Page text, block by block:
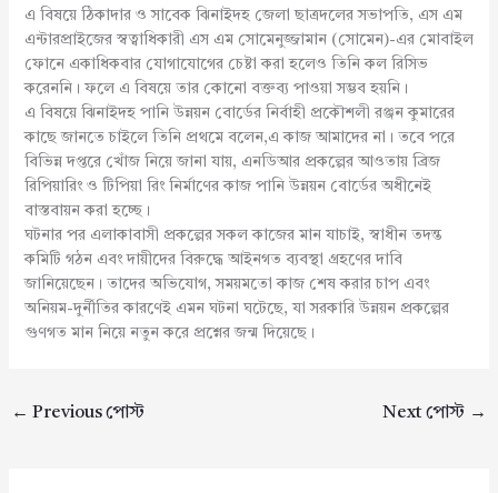
এ বিষয়ে ঠিকাদার ও সাবেক ঝিনাইদহ জেলা ছাত্রদলের সভাপতি, এস এম
এন্টারপ্রাইজের স্বত্বাধিকারী এস এম সোমেনুজ্জামান (সোমেন)-এর মোবাইল
ফোনে একাধিকবার যোগাযোগের চেষ্টা করা হলেও তিনি কল রিসিভ
করেননি। ফলে এ বিষয়ে তার কোনো বক্তব্য পাওয়া সম্ভব হয়নি।
এ বিষয়ে ঝিনাইদহ পানি উন্নয়ন বোর্ডের নির্বাহী প্রকৌশলী রঞ্জন কুমারের
কাছে জানতে চাইলে তিনি প্রথমে বলেন,এ কাজ আমাদের না। তবে পরে
বিভিন্ন দপ্তরে খোঁজ নিয়ে জানা যায়, এনডিআর প্রকল্পের আওতায় ব্রিজ
রিপিয়ারিং ও টিপিয়া রিং নির্মাণের কাজ পানি উন্নয়ন বোর্ডের অধীনেই
বাস্তবায়ন করা হচ্ছে।
ঘটনার পর এলাকাবাসী প্রকল্পের সকল কাজের মান যাচাই, স্বাধীন তদন্ত
কমিটি গঠন এবং দায়ীদের বিরুদ্ধে আইনগত ব্যবস্থা গ্রহণের দাবি
জানিয়েছেন। তাদের অভিযোগ, সময়মতো কাজ শেষ করার চাপ এবং
অনিয়ম-দুর্নীতির কারণেই এমন ঘটনা ঘটেছে, যা সরকারি উন্নয়ন প্রকল্পের
গুণগত মান নিয়ে নতুন করে প্রশ্নের জন্ম দিয়েছে।
← Previous পোস্ট Next পোস্ট →